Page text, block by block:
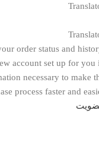
order status and
account set up for you
necessary to make
process faster and